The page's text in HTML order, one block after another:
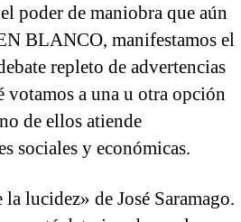
poder de maniobra que aún
BLANCO, manifestamos el
repleto de advertencias
a una u otra opción
de ellos atiende
sociales y económicas.
lucidez» de José Saramago.